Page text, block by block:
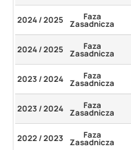
2024 / 2025 Faza
Zasadnicza
2024 / 2025 Faza
Zasadnicza
2023 / 2024 Faza
Zasadnicza
2023 / 2024 Faza
Zasadnicza
2022 / 2023 Faza
Zasadnicza